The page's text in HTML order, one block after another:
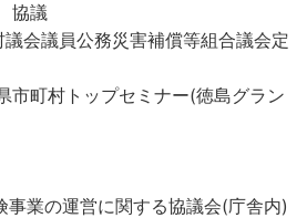
議
会議員公務災害補償等組合議会定
町村トップセミナー(徳島グラン
業の運営に関する協議会(庁舎内)